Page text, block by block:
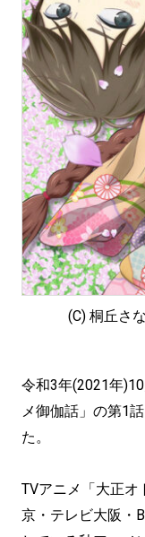
(C) 桐丘さ
令和3年(2021年
メ御伽話」の第1
た。
TVアニメ「大正オ
京・テレビ大阪・